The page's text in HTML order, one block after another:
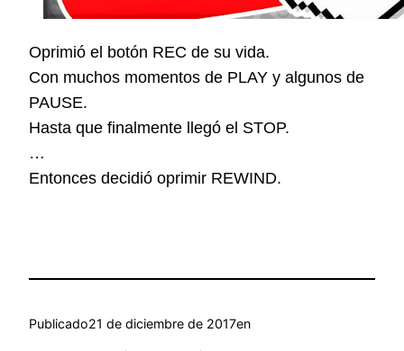
Oprimió el botón REC de su vida.
Con muchos momentos de PLAY y algunos de
PAUSE.
Hasta que finalmente llegó el STOP.
…
Entonces decidió oprimir REWIND.
Publicado21 de diciembre de 2017en